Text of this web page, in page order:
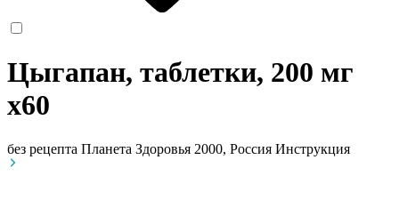
Цыгапан, таблетки, 200 мг
x60
без рецепта Планета Здоровья 2000, Россия Инструкция